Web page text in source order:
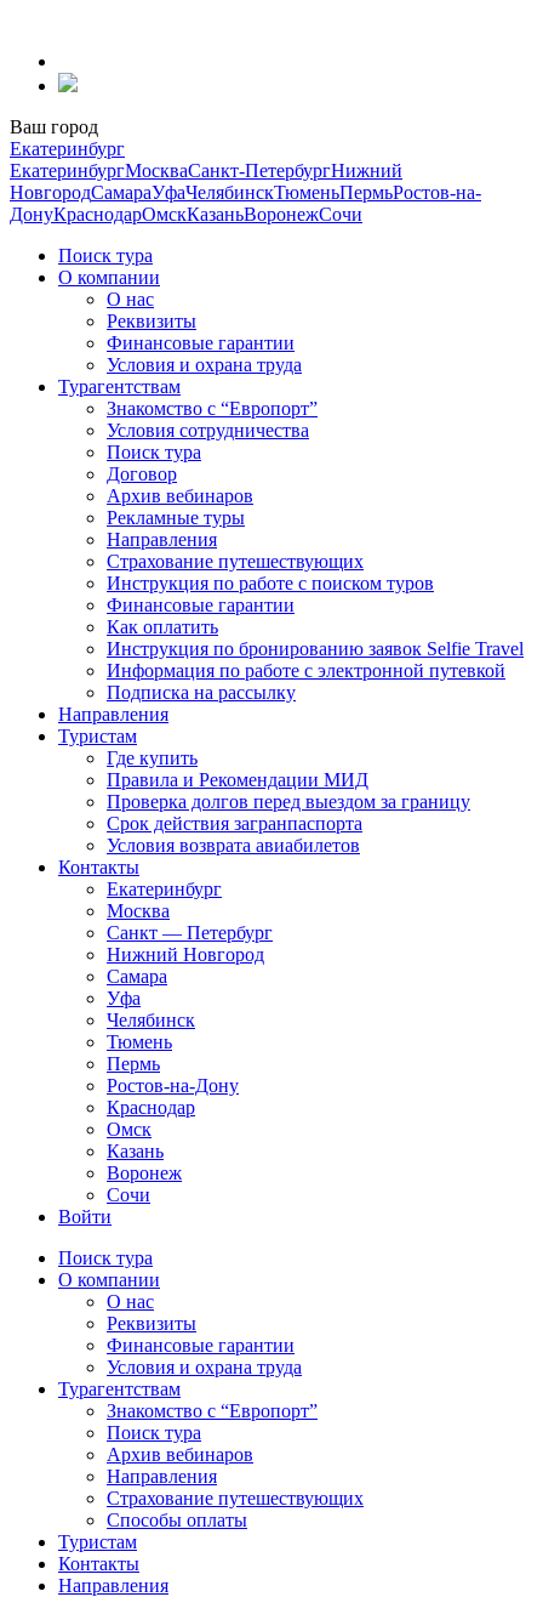
содержанию
Ваш город
Екатеринбург
ЕкатеринбургМоскваСанкт-ПетербургНижний
НовгородСамараУфаЧелябинскТюменьПермьРостов-на-
ДонуКраснодарОмскКазаньВоронежСочи
Поиск тура
О компании
О нас
Реквизиты
Финансовые гарантии
Условия и охрана труда
Турагентствам
Знакомство с “Европорт”
Условия сотрудничества
Поиск тура
Договор
Архив вебинаров
Рекламные туры
Направления
Страхование путешествующих
Инструкция по работе с поиском туров
Финансовые гарантии
Как оплатить
Инструкция по бронированию заявок Selfie Travel
Информация по работе с электронной путевкой
Подписка на рассылку
Направления
Туристам
Где купить
Правила и Рекомендации МИД
Проверка долгов перед выездом за границу
Срок действия загранпаспорта
Условия возврата авиабилетов
Контакты
Екатеринбург
Москва
Санкт — Петербург
Нижний Новгород
Самара
Уфа
Челябинск
Тюмень
Пермь
Ростов-на-Дону
Краснодар
Омск
Казань
Воронеж
Сочи
Войти
Поиск тура
О компании
О нас
Реквизиты
Финансовые гарантии
Условия и охрана труда
Турагентствам
Знакомство с “Европорт”
Поиск тура
Архив вебинаров
Направления
Страхование путешествующих
Способы оплаты
Туристам
Контакты
Направления